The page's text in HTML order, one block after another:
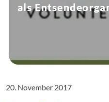
als
20. November 2017